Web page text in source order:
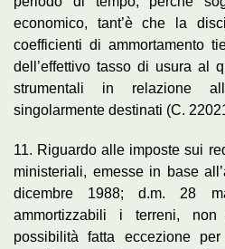
economico, tant’è che la
coefficienti di ammortamento
dell’effettivo tasso di usura al
strumentali in relazione
singolarmente destinati (C.
11. Riguardo alle imposte sui
ministeriali, emesse in base
dicembre 1988; d.m. 28
ammortizzabili i terreni,
possibilità fatta eccezione